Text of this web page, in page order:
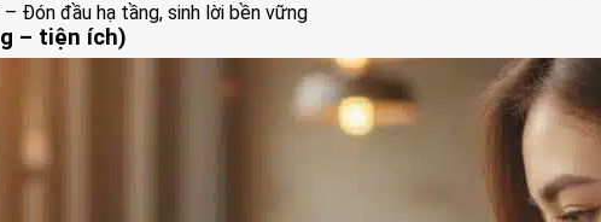
Đón đầu hạ tầng, sinh lời bền vững
– tiện ích)